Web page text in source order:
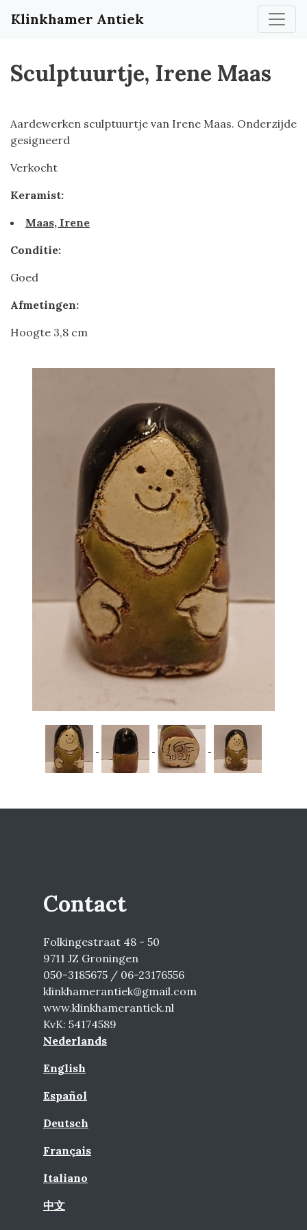
Klinkhamer Antiek
Sculptuurtje, Irene Maas
Aardewerken sculptuurtje van Irene Maas. Onderzijde
gesigneerd
Verkocht
Keramist:
Maas, Irene
Conditie:
Goed
Afmetingen:
Hoogte 3,8 cm
Contact
Folkingestraat 48 - 50
9711 JZ Groningen
050-3185675 / 06-23176556
klinkhamerantiek@gmail.com
www.klinkhamerantiek.nl
KvK: 54174589
Nederlands
English
Español
Deutsch
Français
Italiano
中文